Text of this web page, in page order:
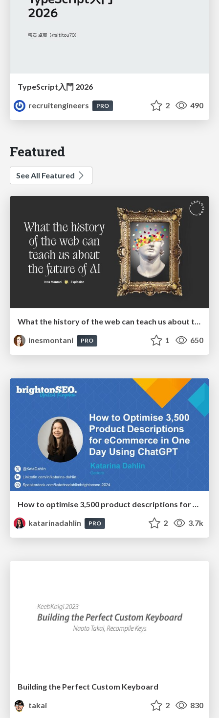
TypeScript入門 2026
recruitengineers
PRO 2 490
Featured
See All Featured
What the history of the web can teach us about the future of AI
inesmontani
PRO 1 650
How to optimise 3,500 product descriptions for ecommerce in one day using ChatGPT
katarinadahlin
PRO 2 3.7k
Building the Perfect Custom Keyboard
takai
2 830